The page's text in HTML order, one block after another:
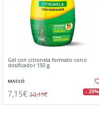
Gel con citronela formato cono
dosificador 150 g
MASSÓ
7,15€ 10,11€ - 29%